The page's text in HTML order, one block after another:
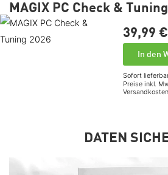
MAGIX PC Check &
39,99 €
In den
Sofort
Preise inkl.
DATEN